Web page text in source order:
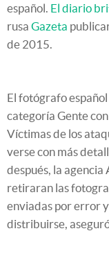
español. El diario
rusa Gazeta
de 2015.
El fotógrafo
categoría Gente
Víctimas de los
verse con más
después, la agencia
retiraran las
enviadas por error
distribuirse,